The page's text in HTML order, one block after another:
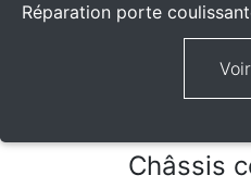
Réparation porte
Châssis